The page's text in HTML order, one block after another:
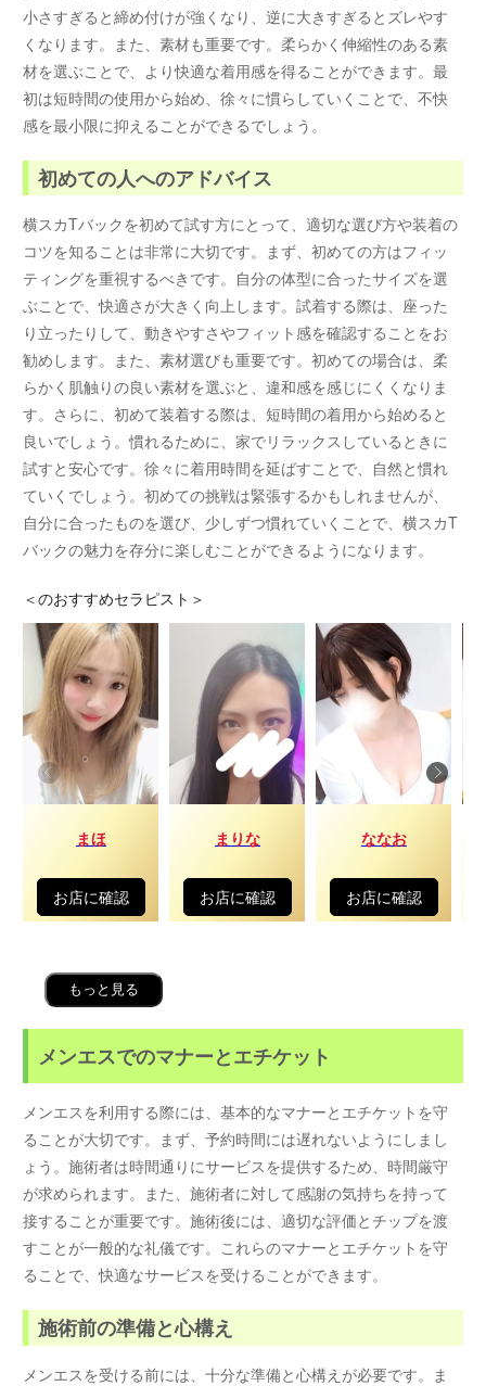
小さすぎると締め付けが強くなり、逆に大きすぎるとズレやす
くなります。また、素材も重要です。柔らかく伸縮性のある素
材を選ぶことで、より快適な着用感を得ることができます。最
初は短時間の使用から始め、徐々に慣らしていくことで、不快
感を最小限に抑えることができるでしょう。
初めての人へのアドバイス
横スカTバックを初めて試す方にとって、適切な選び方や装着の
コツを知ることは非常に大切です。まず、初めての方はフィッ
ティングを重視するべきです。自分の体型に合ったサイズを選
ぶことで、快適さが大きく向上します。試着する際は、座った
り立ったりして、動きやすさやフィット感を確認することをお
勧めします。また、素材選びも重要です。初めての場合は、柔
らかく肌触りの良い素材を選ぶと、違和感を感じにくくなりま
す。さらに、初めて装着する際は、短時間の着用から始めると
良いでしょう。慣れるために、家でリラックスしているときに
試すと安心です。徐々に着用時間を延ばすことで、自然と慣れ
ていくでしょう。初めての挑戦は緊張するかもしれませんが、
自分に合ったものを選び、少しずつ慣れていくことで、横スカT
バックの魅力を存分に楽しむことができるようになります。
＜のおすすめセラピスト＞
まほ
お店に確認
まりな
お店に確認
ななお
お店に確認
もっと見る
メンエスでのマナーとエチケット
メンエスを利用する際には、基本的なマナーとエチケットを守
ることが大切です。まず、予約時間には遅れないようにしまし
ょう。施術者は時間通りにサービスを提供するため、時間厳守
が求められます。また、施術者に対して感謝の気持ちを持って
接することが重要です。施術後には、適切な評価とチップを渡
すことが一般的な礼儀です。これらのマナーとエチケットを守
ることで、快適なサービスを受けることができます。
施術前の準備と心構え
メンエスを受ける前には、十分な準備と心構えが必要です。ま